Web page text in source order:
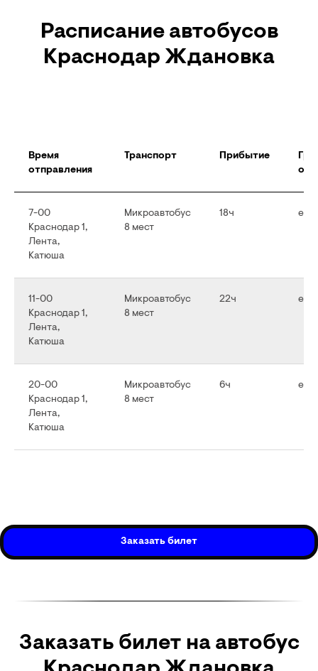
Расписание автобусов
Краснодар Ждановка
Время
отправления
Транспорт Прибытие
7-00
Краснодар 1,
Лента,
Катюша
Микроавтобус
8 мест
18ч
11-00
Краснодар 1,
Лента,
Катюша
Микроавтобус
8 мест
22ч
20-00
Краснодар 1,
Лента,
Катюша
Микроавтобус
8 мест
6ч
Заказать билет
Заказать билет на автобус